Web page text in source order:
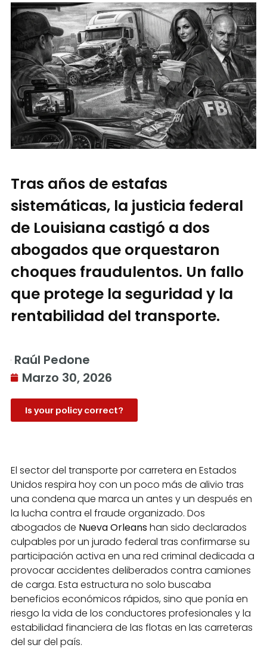
Tras años de estafas
sistemáticas, la justicia federal
de Louisiana castigó a dos
abogados que orquestaron
choques fraudulentos. Un fallo
que protege la seguridad y la
rentabilidad del transporte.
Raúl Pedone
Marzo 30, 2026
Is your policy correct?
El sector del transporte por carretera en Estados
Unidos respira hoy con un poco más de alivio tras
una condena que marca un antes y un después en
la lucha contra el fraude organizado. Dos
abogados de Nueva Orleanshan sido declarados
culpables por un jurado federal tras confirmarse su
participación activa en una red criminal dedicada a
provocar accidentes deliberados contra camiones
de carga. Esta estructura no solo buscaba
beneficios económicos rápidos, sino que ponía en
riesgo la vida de los conductores profesionales y la
estabilidad financiera de las flotas en las carreteras
del sur del país.